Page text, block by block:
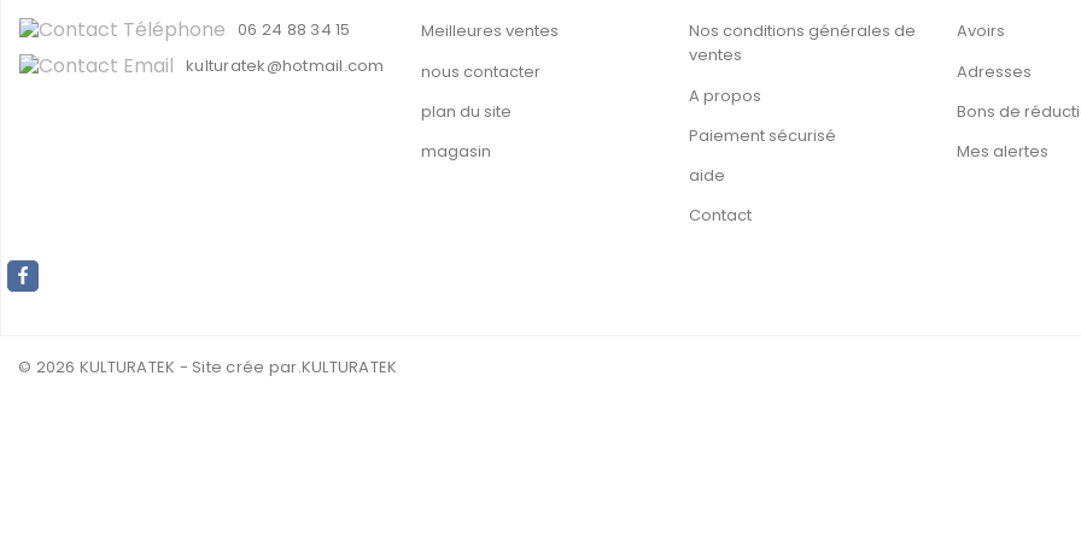
06 24 88 34 15
kulturatek@hotmail.com
Meilleures ventes
nous contacter
plan du site
magasin
Nos conditions générales de
ventes
A propos
Paiement sécurisé
aide
Contact
Avoirs
Adresses
Bons de
Mes alertes
© 2026 KULTURATEK - Site crée par.KULTURATEK